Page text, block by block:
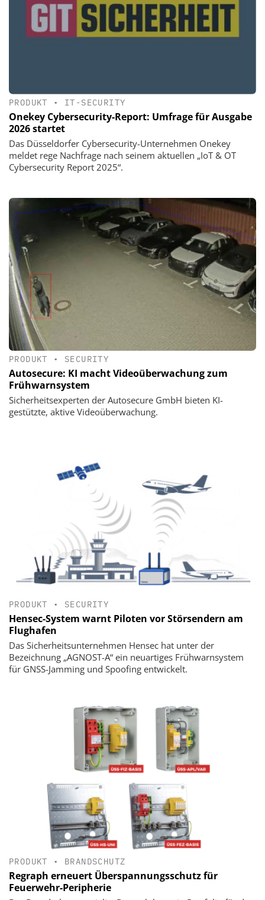
PRODUKT • IT-SECURITY
Onekey Cybersecurity-Report: Umfrage für Ausgabe
2026 startet
Das Düsseldorfer Cybersecurity-Unternehmen Onekey
meldet rege Nachfrage nach seinem aktuellen „IoT & OT
Cybersecurity Report 2025“.
PRODUKT • SECURITY
Autosecure: KI macht Videoüberwachung zum
Frühwarnsystem
Sicherheitsexperten der Autosecure GmbH bieten KI-
gestützte, aktive Videoüberwachung.
PRODUKT • SECURITY
Hensec-System warnt Piloten vor Störsendern am
Flughafen
Das Sicherheitsunternehmen Hensec hat unter der
Bezeichnung „AGNOST-A“ ein neuartiges Frühwarnsystem
für GNSS-Jamming und Spoofing entwickelt.
PRODUKT • BRANDSCHUTZ
Regraph erneuert Überspannungsschutz für
Feuerwehr-Peripherie